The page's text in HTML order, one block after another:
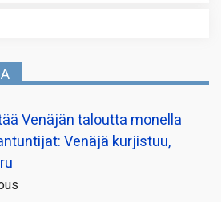
Venäjän taloutta monella
Venäjä kurjistuu,